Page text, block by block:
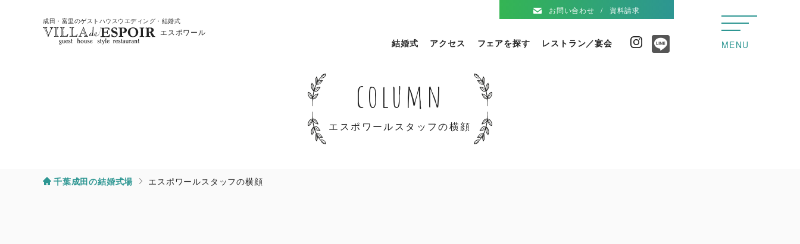
成田・富里のゲストハウスウエディング・結婚式
エスポワール
お問い合わせ 資料請求
結婚式 アクセス フェアを探す レストラン／宴会 Instagram MENU
column
エスポワールスタッフの横顔
千葉成田の結婚式場 エスポワールスタッフの横顔